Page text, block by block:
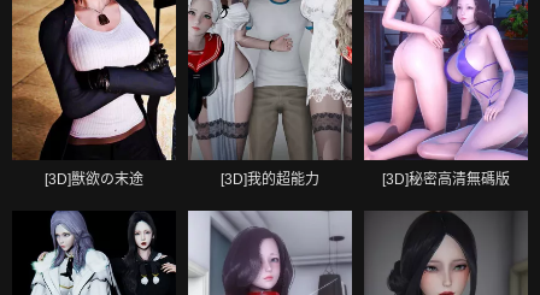
[3D]獸欲の末途 [3D]我的超能力 [3D]秘密高清無碼版